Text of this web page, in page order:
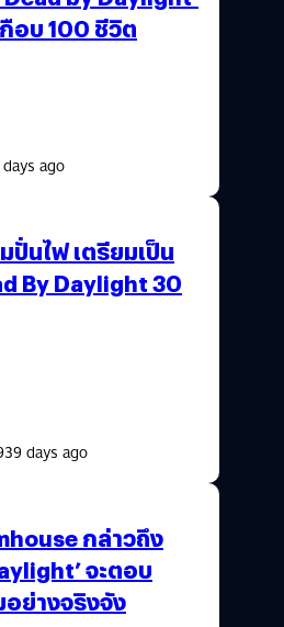
อบ 100 ชีวิต
ago
นไฟ เตรียมเป็น
By Daylight 30
days ago
กล่าวถึง
จะตอบ
ย่างจริงจัง